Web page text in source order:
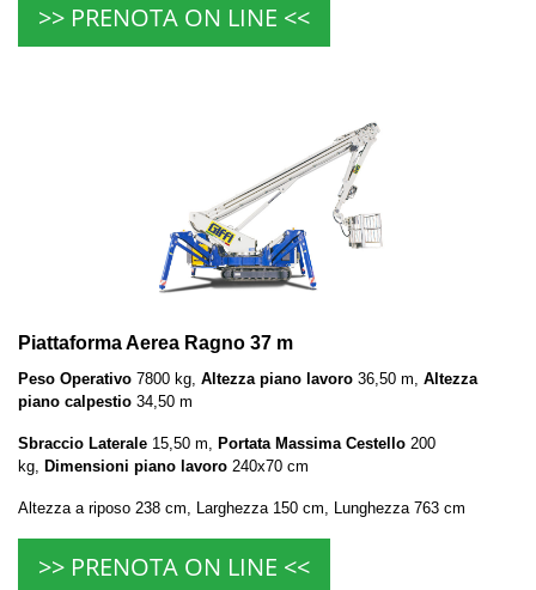
>> PRENOTA ON LINE <<
Piattaforma Aerea Ragno 37 m
Peso Operativo 7800 kg, Altezza piano lavoro 36,50 m, Altezza
piano calpestio 34,50 m
Sbraccio Laterale 15,50 m, Portata Massima Cestello 200
kg,
Dimensioni piano lavoro 240x70 cm
Altezza a riposo 238 cm, Larghezza 150 cm, Lunghezza 763 cm
>> PRENOTA ON LINE <<